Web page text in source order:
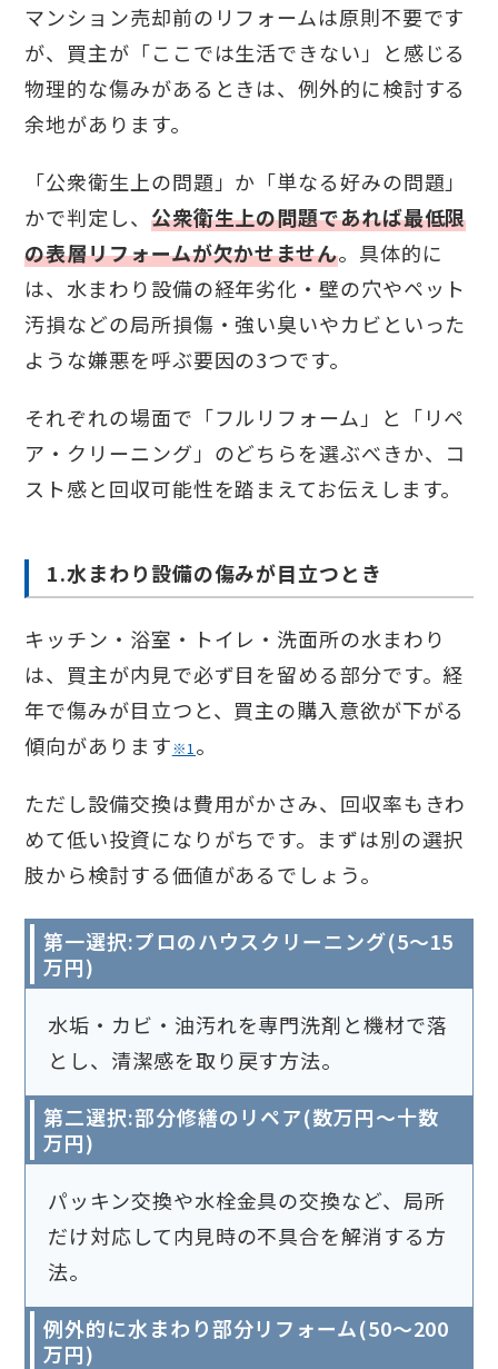
マンション売却前のリフォームは原則不要です
が、買主が「ここでは生活できない」と感じる
物理的な傷みがあるときは、例外的に検討する
余地があります。
「公衆衛生上の問題」か「単なる好みの問題」
かで判定し、 公衆衛生上の問題であれば最低限
の表層リフォームが欠かせません。具体的に
は、水まわり設備の経年劣化・壁の穴やペット
汚損などの局所損傷・強い臭いやカビといった
ような嫌悪を呼ぶ要因の3つです。
それぞれの場面で「フルリフォーム」と「リペ
ア・クリーニング」のどちらを選ぶべきか、コ
スト感と回収可能性を踏まえてお伝えします。
1.水まわり設備の傷みが目立つとき
キッチン・浴室・トイレ・洗面所の水まわり
は、買主が内見で必ず目を留める部分です。経
年で傷みが目立つと、買主の購入意欲が下がる
傾向があります※1。
ただし設備交換は費用がかさみ、回収率もきわ
めて低い投資になりがちです。まずは別の選択
肢から検討する価値があるでしょう。
第一選択:プロのハウスクリーニング(5〜15
万円)
水垢・カビ・油汚れを専門洗剤と機材で落
とし、清潔感を取り戻す方法。
第二選択:部分修繕のリペア(数万円〜十数
万円)
パッキン交換や水栓金具の交換など、局所
だけ対応して内見時の不具合を解消する方
法。
例外的に水まわり部分リフォーム(50〜200
万円)